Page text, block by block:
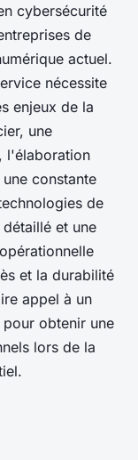
cybersécurité
de
actuel.
nécessite
enjeux de la
une
l'élaboration
constante
de
et une
et la durabilité
appel à un
obtenir une
lors de la